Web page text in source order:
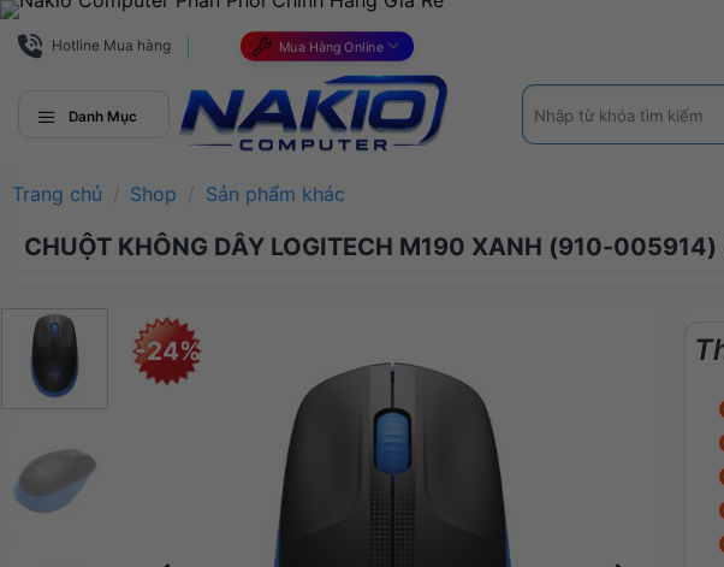
Bỏ
qua
Hotline Mua hàng Mua Hàng Online
Danh Mục
Tìm
kiếm:
Trang chủ / Shop / Sản phẩm khác
CHUỘT KHÔNG DÂY LOGITECH M190 XANH (910-
-24%